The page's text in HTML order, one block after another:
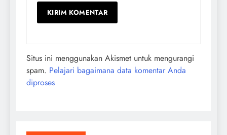
Situs ini menggunakan Akismet untuk mengurangi
spam. Pelajari bagaimana data komentar Anda
diproses